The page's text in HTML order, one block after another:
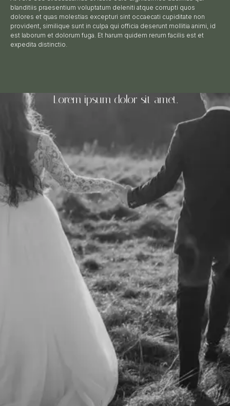
blanditiis praesentium voluptatum deleniti atque corrupti quos
dolores et quas molestias excepturi sint occaecati cupiditate non
provident, similique sunt in culpa qui officia deserunt mollitia animi, id
est laborum et dolorum fuga. Et harum quidem rerum facilis est et
expedita distinctio.
Lorem ipsum dolor sit amet.